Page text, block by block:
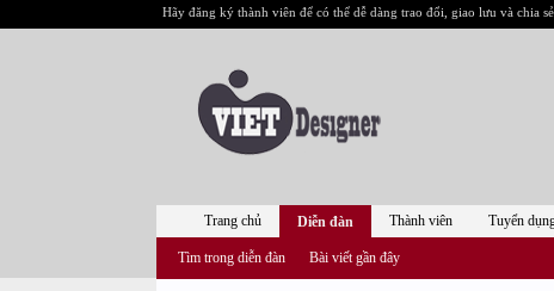
Hãy đăng ký thành viên để có thể dễ dàng trao đổi, giao lưu và chia
Trang chủ Diễn đàn
Tìm trong diễn đàn Bài viết gần đây
Thành viên Tuyển